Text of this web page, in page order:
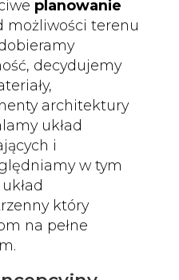
planowanie
możliwości terenu
decydujemy
architektury
układ
i
w tym
który
na pełne